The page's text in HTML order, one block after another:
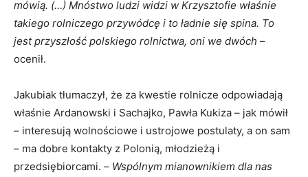
mówią. (…) Mnóstwo ludzi widzi w Krzysztofie właśnie
takiego rolniczego przywódcę i to ładnie się spina. To
jest przyszłość polskiego rolnictwa, oni we dwóch –
ocenił.
Jakubiak tłumaczył, że za kwestie rolnicze odpowiadają
właśnie Ardanowski i Sachajko, Pawła Kukiza – jak mówił
– interesują wolnościowe i ustrojowe postulaty, a on sam
– ma dobre kontakty z Polonią, młodzieżą i
przedsiębiorcami. – Wspólnym mianownikiem dla nas